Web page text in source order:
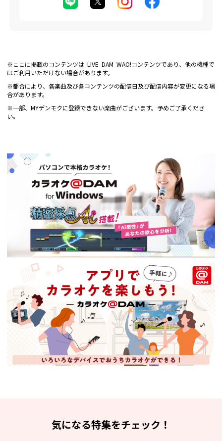
※ここに掲載のコンテンツは LIVE DAM WAO!コンテンツであり、他の機種で
はご利用いただけない場合があります。
※都合により、各楽曲及び各コンテンツの配信日及び配信内容が変更になる場
合があります。
※一部、MYデンモクに登録できない楽曲がございます。予めご了承くださ
い。
気になる特集をチェック！